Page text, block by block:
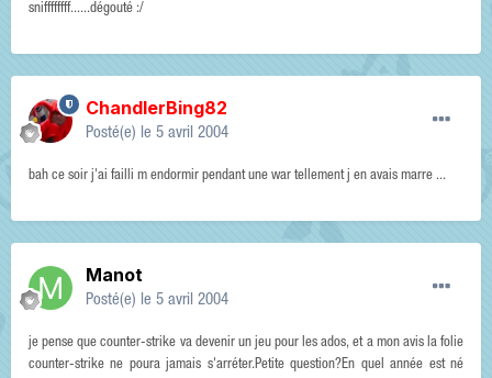
sniffffffff......dégouté :/
ChandlerBing82
Posté(e) le 5 avril 2004
bah ce soir j'ai failli m endormir pendant une war tellement j en avais marre ...
Manot
Posté(e) le 5 avril 2004
je pense que counter-strike va devenir un jeu pour les ados, et a mon avis la folie
counter-strike ne poura jamais s'arréter.Petite question?En quel année est né